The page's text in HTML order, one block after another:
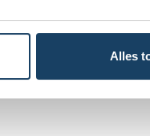
Alles